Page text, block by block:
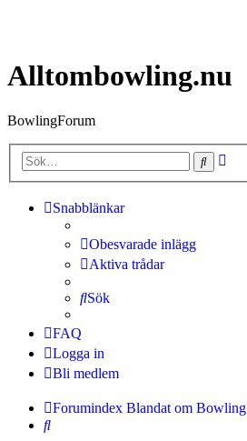
Alltombowling.nu
BowlingForum
Sök
Snabblänkar
Obesvarade inlägg
Aktiva trådar
Sök
FAQ
Logga in
Bli medlem
Forumindex Blandat om Bowling
Sök